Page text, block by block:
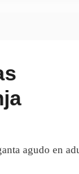
agudo en